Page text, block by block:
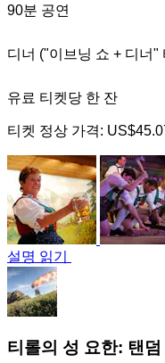
90분 공연
디너 ("이브닝 쇼 + 디너"
유료 티켓당 한 잔
티켓 정상 가격:
설명 읽기
티롤의 성 요한: 탠